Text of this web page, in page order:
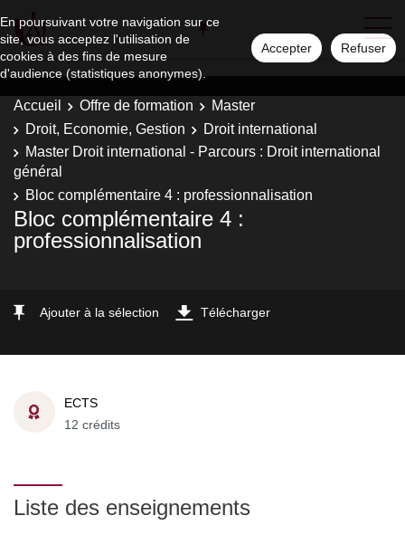
En poursuivant votre navigation sur ce
site, vous acceptez l'utilisation de
cookies à des fins de mesure
d'audience (statistiques anonymes).
Accepter Refuser
Accueil Offre de formation
Master
Droit, Economie, Gestion
Droit international
Master Droit international - Parcours : Droit international
général
Bloc complémentaire 4 : professionnalisation
Bloc complémentaire 4 :
professionnalisation
Ajouter à la sélection Télécharger
ECTS
12 crédits
Liste des enseignements